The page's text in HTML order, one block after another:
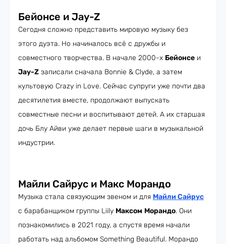
Бейонсе и Jay-Z
Сегодня сложно представить мировую музыку без
этого дуэта. Но начиналось всё с дружбы и
совместного творчества. В начале 2000-х Бейонсе и
Jay-Z записали сначала Bonnie & Clyde, а затем
культовую Crazy in Love. Сейчас супруги уже почти два
десятилетия вместе, продолжают выпускать
совместные песни и воспитывают детей. А их старшая
дочь Блу Айви уже делает первые шаги в музыкальной
индустрии.
Майли Сайрус и Макс Морандо
Музыка стала связующим звеном и для Майли Сайрус
с барабанщиком группы Liily Максом Морандо. Они
познакомились в 2021 году, а спустя время начали
работать над альбомом Something Beautiful. Морандо